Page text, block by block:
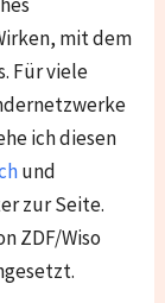
mit dem
Für viele
ich diesen
und
zur Seite.
ZDF/Wiso